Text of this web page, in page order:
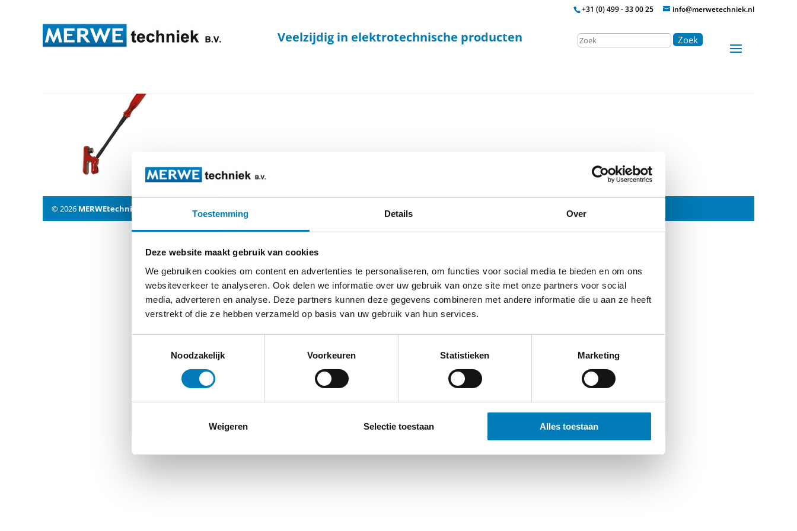
Toestemming Details Over
Deze website maakt gebruik van cookies
We gebruiken cookies om content en advertenties te personaliseren, om functies voor social media te bieden en om ons
websiteverkeer te analyseren. Ook delen we informatie over uw gebruik van onze site met onze partners voor social
media, adverteren en analyse. Deze partners kunnen deze gegevens combineren met andere informatie die u aan ze heeft
verstrekt of die ze hebben verzameld op basis van uw gebruik van hun services.
Noodzakelijk
Voorkeuren Statistieken Marketing
Weigeren Selectie toestaan Alles toestaan
+31 (0) 499 - 33 00 25 info@merwetechniek.nl
Veelzijdig in elektrotechnische producten Zoek
© 2026 MERWEtechniek B.V. Disclaimer Privacy Policy Verdere contact gegevens